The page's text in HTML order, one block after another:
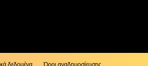
δεδομένα Όροι αναδημοσίευσης